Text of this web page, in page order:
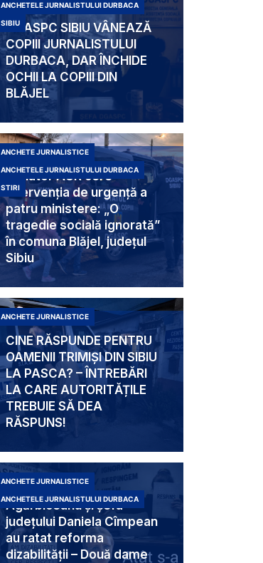
DGASPC SIBIU VÂNEAZĂ
COPIII JURNALISTULUI
DURBACA, DAR ÎNCHIDE
OCHII LA COPIII DIN
BLĂJEL
ANCHETELE JURNALISTULUI DURBACA
SIBIU
Senator AUR cere
intervenția de urgență a
patru ministere: „O
tragedie socială ignorată”
în comuna Blăjel, județul
Sibiu
ANCHETE JURNALISTICE
ANCHETELE JURNALISTULUI DURBACA
STIRI
CINE RĂSPUNDE PENTRU
OAMENII TRIMIȘI DIN SIBIU
LA PASCA? – ÎNTREBĂRI
LA CARE AUTORITĂȚILE
TREBUIE SĂ DEA
RĂSPUNS!
ANCHETE JURNALISTICE
Agărbiceanu și șefa
județului Daniela Cîmpean
au ratat reforma
dizabilității – Două dame
ANCHETE JURNALISTICE
ANCHETELE JURNALISTULUI DURBACA